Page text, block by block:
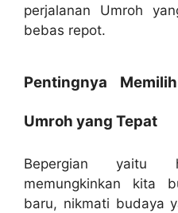
perjalanan Umroh
bebas repot.
Pentingnya
Umroh yang Tepat
Bepergian yaitu
memungkinkan kita
baru, nikmati budaya